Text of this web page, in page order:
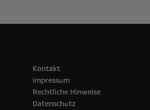
Kontakt
Impressum
Rechtliche Hinweise
Datenschutz